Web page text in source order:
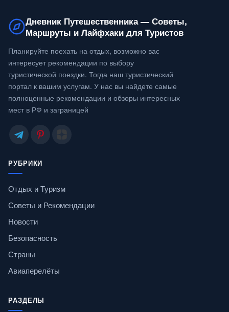
Дневник Путешественника — Советы,
Маршруты и Лайфхаки для Туристов
Планируйте поехать на отдых, возможно вас
интересует рекомендации по выбору
туристической поездки. Тогда наш туристический
портал к вашим услугам. У нас вы найдете самые
полноценные рекомендации и обзоры интересных
мест в РФ и заграницей
РУБРИКИ
Отдых и Туризм
Советы и Рекомендации
Новости
Безопасность
Страны
Авиаперелёты
РАЗДЕЛЫ